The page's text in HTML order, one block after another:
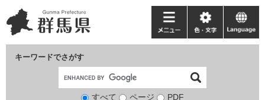
ー
ジ
ニ
ュ
キーワードでさがす
検
すべて ページ PDF
メ
ニ
ー
色・
文
language